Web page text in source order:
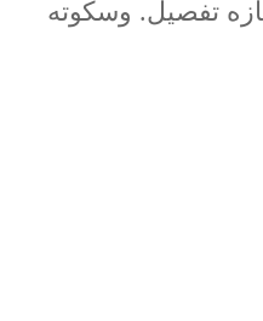
تفصيل. وسكوته